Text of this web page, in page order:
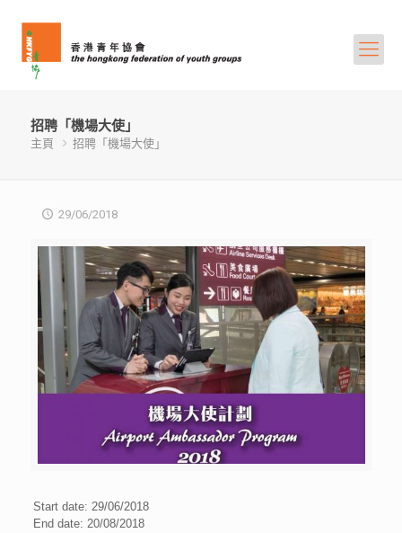
招聘「機場大使」
主頁 招聘「機場大使」
29/06/2018
Start date: 29/06/2018
End date: 20/08/2018